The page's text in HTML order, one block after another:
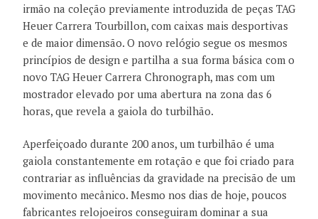
irmão na coleção previamente introduzida de peças TAG
Heuer Carrera Tourbillon, com caixas mais desportivas
e de maior dimensão. O novo relógio segue os mesmos
princípios de design e partilha a sua forma básica com o
novo TAG Heuer Carrera Chronograph, mas com um
mostrador elevado por uma abertura na zona das 6
horas, que revela a gaiola do turbilhão.
Aperfeiçoado durante 200 anos, um turbilhão é uma
gaiola constantemente em rotação e que foi criado para
contrariar as influências da gravidade na precisão de um
movimento mecânico. Mesmo nos dias de hoje, poucos
fabricantes relojoeiros conseguiram dominar a sua